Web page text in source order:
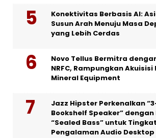
Konektivitas Berbasis AI:
Susun Arah Menuju Masa
yang Lebih Cerdas
Novo Tellus Bermitra
NRFC, Rampungkan Akuisisi
Mineral Equipment
Jazz Hipster Perkenalkan
Bookshelf Speaker” dengan
“Sealed Bass” untuk
Pengalaman Audio Desktop